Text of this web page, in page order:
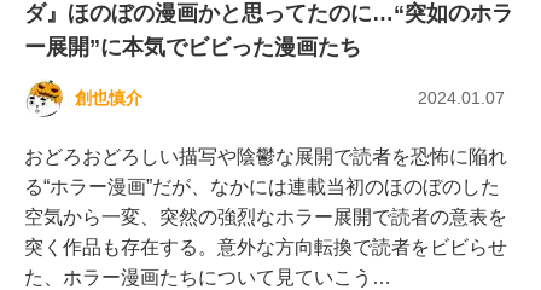
ダ』ほのぼの漫画かと思ってたのに…“突如のホラ
ー展開”に本気でビビった漫画たち
創也慎介 2024.01.07
おどろおどろしい描写や陰鬱な展開で読者を恐怖に陥れ
る“ホラー漫画”だが、なかには連載当初のほのぼのした
空気から一変、突然の強烈なホラー展開で読者の意表を
突く作品も存在する。意外な方向転換で読者をビビらせ
た、ホラー漫画たちについて見ていこう…